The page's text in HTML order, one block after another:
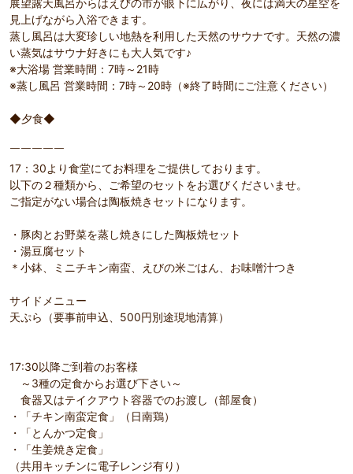
展望露天風呂からはえびの市が眼下に広がり、夜には満天の星空を
見上げながら入浴できます。
蒸し風呂は大変珍しい地熱を利用した天然のサウナです。天然の濃
い蒸気はサウナ好きにも大人気です♪
※大浴場 営業時間：7時～21時
※蒸し風呂 営業時間：7時～20時（※終了時間にご注意ください）
◆夕食◆
￣￣￣￣￣
17：30より食堂にてお料理をご提供しております。
以下の２種類から、ご希望のセットをお選びくださいませ。
ご指定がない場合は陶板焼きセットになります。
・豚肉とお野菜を蒸し焼きにした陶板焼セット
・湯豆腐セット
＊小鉢、ミニチキン南蛮、えびの米ごはん、お味噌汁つき
サイドメニュー
天ぷら（要事前申込、500円別途現地清算）
17:30以降ご到着のお客様
～3種の定食からお選び下さい～
食器又はテイクアウト容器でのお渡し（部屋食）
・「チキン南蛮定食」（日南鶏）
・「とんかつ定食」
・「生姜焼き定食」
（共用キッチンに電子レンジ有り）